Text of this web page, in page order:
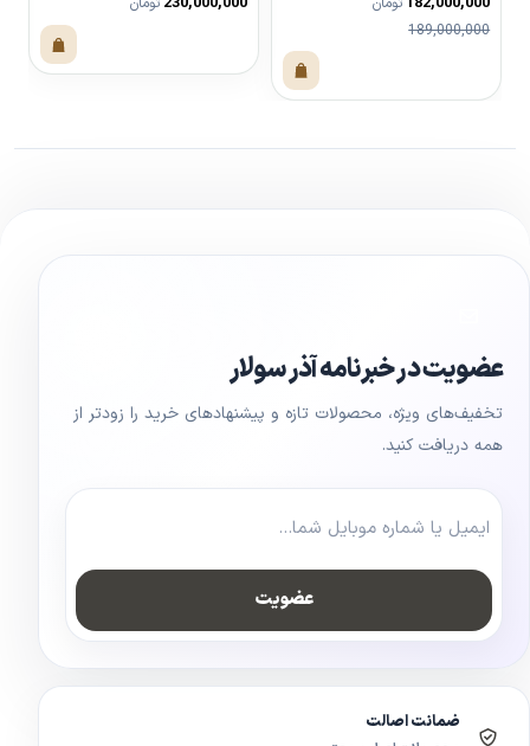
189,000,000
عضویت در خبرنامه آذر سولار
تخفیف‌های ویژه، محصولات تازه و پیشنهادهای خرید را زودتر از
همه دریافت کنید.
عضویت
ضمانت اصالت